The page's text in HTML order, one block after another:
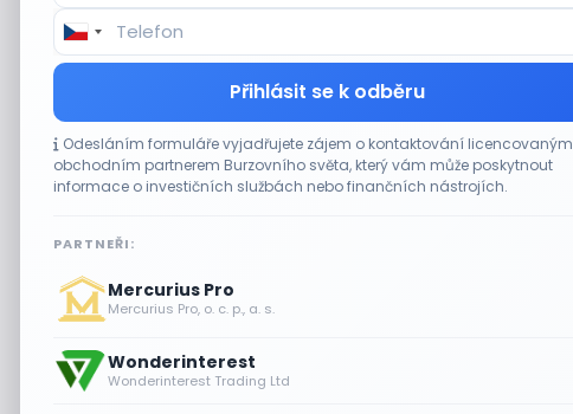
Přihlásit se k odběru
Odesláním formuláře vyjadřujete zájem o kontaktování licencovaným
obchodním partnerem Burzovního světa, který vám může poskytnout
informace o investičních službách nebo finančních nástrojích.
PARTNEŘI:
Mercurius Pro
Mercurius Pro, o. c. p., a. s.
Wonderinterest
Wonderinterest Trading Ltd